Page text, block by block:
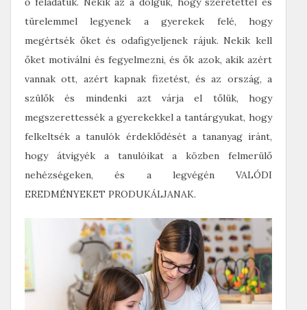
türelemmel legyenek a gyerekek felé, hogy
megértsék őket és odafigyeljenek rájuk. Nekik kell
őket motiválni és fegyelmezni, és ők azok, akik azért
vannak ott, azért kapnak fizetést, és az ország, a
szülők és mindenki azt várja el tőlük, hogy
megszerettessék a gyerekekkel a tantárgyukat, hogy
felkeltsék a tanulók érdeklődését a tananyag iránt,
hogy átvigyék a tanulóikat a közben felmerülő
nehézségeken, és a legvégén VALÓDI
EREDMÉNYEKET PRODUKÁLJANAK.